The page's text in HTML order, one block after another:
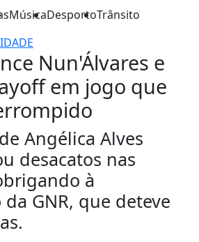
MúsicaDesportoTrânsito
Nun'Álvares e
em jogo que
Angélica Alves
desacatos nas
à
GNR, que deteve